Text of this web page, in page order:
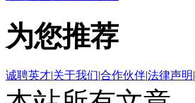
为您推荐
诚聘英才|关于我们|合作伙伴|法律声明|